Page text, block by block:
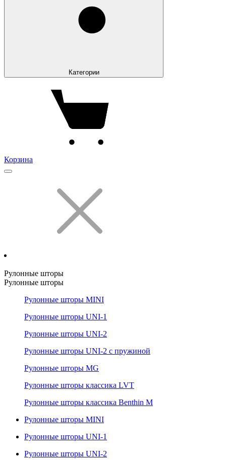
Категории
Корзина
Рулонные шторы
Рулонные шторы
Рулонные шторы MINI
Рулонные шторы UNI-1
Рулонные шторы UNI-2
Рулонные шторы UNI-2 с пружиной
Рулонные шторы MG
Рулонные шторы классика LVT
Рулонные шторы классика Benthin M
Рулонные шторы MINI
Рулонные шторы UNI-1
Рулонные шторы UNI-2